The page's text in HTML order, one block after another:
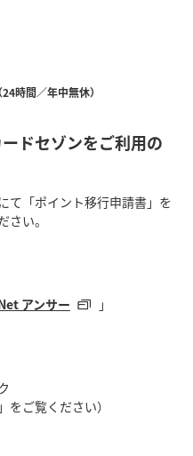
（24時間／年中無休）
ドセゾンをご利用の
て「ポイント移行申請書」を
い。
アンサー 」
をご覧ください）